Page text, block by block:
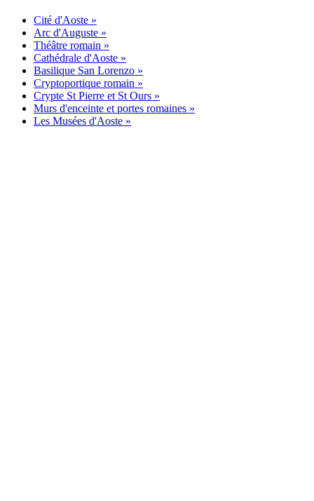
Cité d'Aoste »
Arc d'Auguste »
Théâtre romain »
Cathédrale d'Aoste »
Basilique San Lorenzo »
Cryptoportique romain »
Crypte St Pierre et St Ours »
Murs d'enceinte et portes romaines »
Les Musées d'Aoste »